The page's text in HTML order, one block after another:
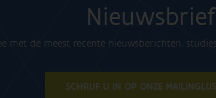
Nieuwsbrief
met de meest recente nieuwsberichten,
SCHRIJF U IN OP ONZE